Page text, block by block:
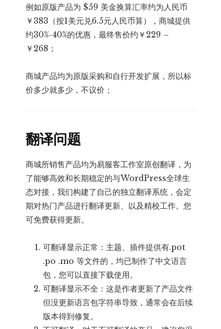
例如原版产品为 $59 美金换算汇率约为人民币
￥383（按1美元兑6.5元人民币算），商城提供
约30%-40%的优惠，最终售价约￥229 –
￥268；
商城产品均为原版采购和自行开发扩展，所以标
价多少就多少，不议价；
翻译问题
商城所销售产品均为易服客工作室原创翻译，为
了能够高效和长期稳定的与WordPress全球生
态对接，我们构建了自己的独立翻译系统，会定
期对热门产品进行翻译更新、以及精校工作。您
可免费获得更新。
可翻译显示正常：主题、插件提供有.pot
.po .mo 等文件的，均已制作了中文语言
包，您可以直接下载使用。
可翻译显示不全：这是作者更新了产品文件
但没更新语言包字符串导致，通常会在后续
版本得到修复。